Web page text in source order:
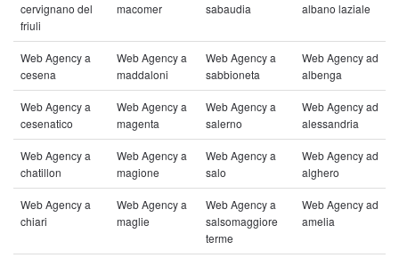
cervignano del
friuli
macomer
sabaudia
albano laziale
Web Agency a
cesena
Web Agency a
maddaloni
Web Agency a
sabbioneta
Web Agency ad
albenga
Web Agency a
cesenatico
Web Agency a
magenta
Web Agency a
salerno
Web Agency ad
alessandria
Web Agency a
chatillon
Web Agency a
magione
Web Agency a
salo
Web Agency ad
alghero
Web Agency a
chiari
Web Agency a
maglie
Web Agency a
salsomaggiore
terme
Web Agency ad
amelia